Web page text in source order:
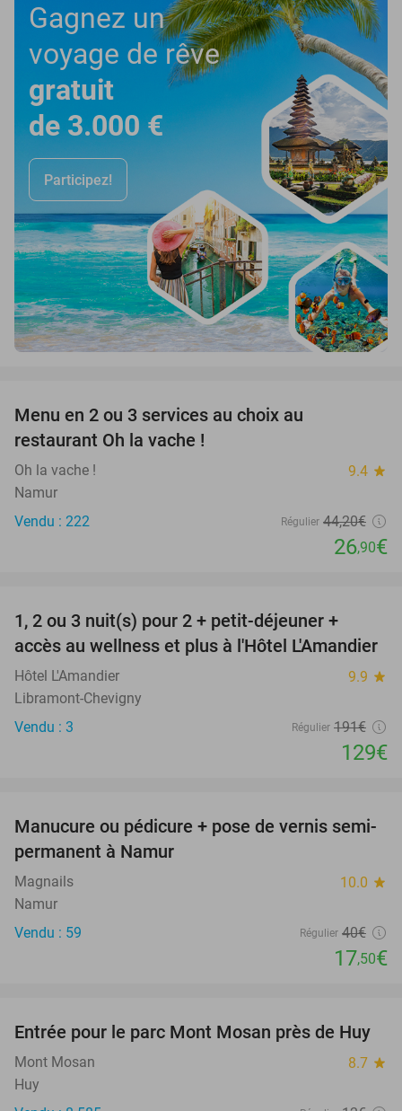
Gagnez un
voyage de rêve
gratuit
de 3.000 €
Participez!
Menu en 2 ou 3 services au choix au
restaurant Oh la vache !
Oh la vache ! 9.4 star
Namur
Vendu : 222
Régulier 44,20€
26,90€
TODAY
1, 2 ou 3 nuit(s) pour 2 + petit-déjeuner +
accès au wellness et plus à l'Hôtel L'Amandier
Hôtel L'Amandier 9.9 star
Libramont-Chevigny
Vendu : 3
Régulier 191€
129€
56%
Manucure ou pédicure + pose de vernis semi-
permanent à Namur
Magnails 10.0 star
Namur
Vendu : 59
Régulier 40€
17,50€
26%
Entrée pour le parc Mont Mosan près de Huy
Mont Mosan 8.7 star
Huy